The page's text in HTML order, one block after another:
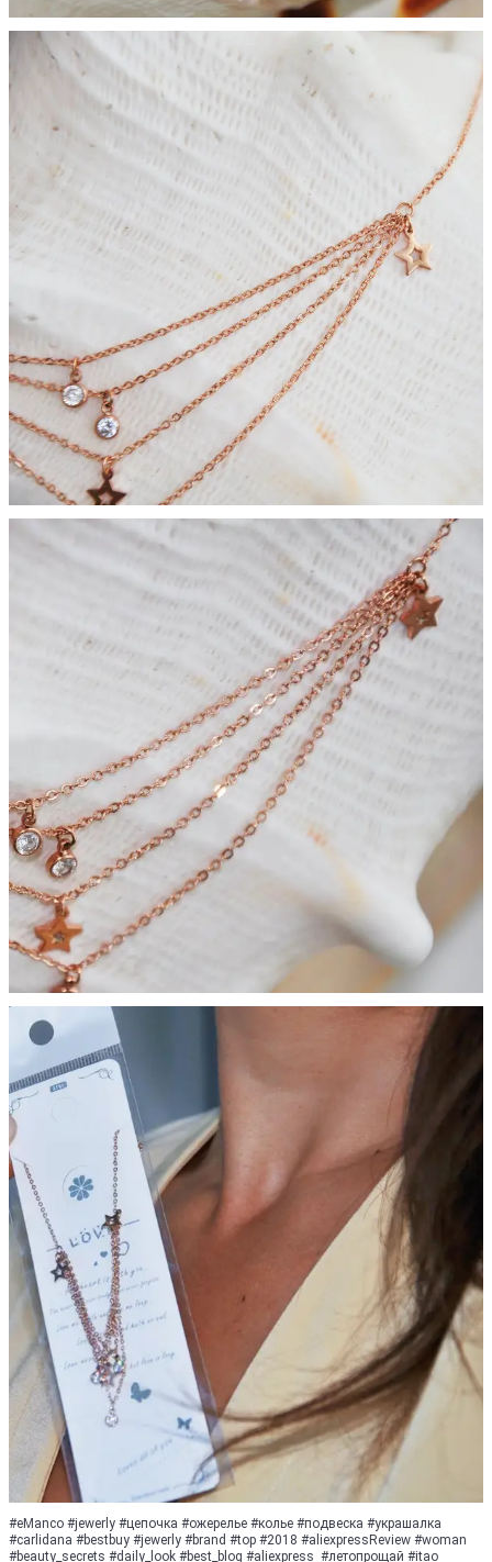
#eManco #jewerly #цепочка #ожерелье #колье #подвеска #украшалка
#carlidana #bestbuy #jewerly #brand #top #2018 #aliexpressReview #woman
#beauty_secrets #daily_lооk #bеst_blоg #аlieхpress #летопрощай #itao